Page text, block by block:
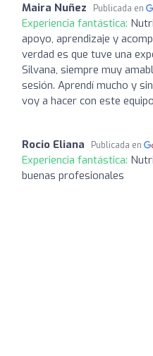
Maira Nuñez Publicada en
Experiencia fantástica:
apoyo, aprendizaje y
verdad es que tuve una
Silvana, siempre muy
sesión. Aprendí mucho y
voy a hacer con este
Rocio Eliana Publicada en
Experiencia fantástica:
buenas profesionales